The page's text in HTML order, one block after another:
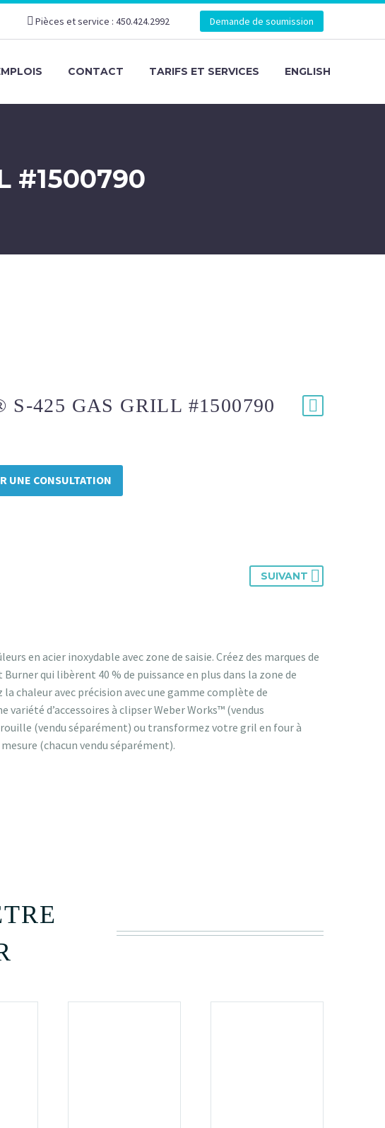
Pièces et service : 450.424.2992 Demande de soumission
CONTACT TARIFS ET SERVICES ENGLISH
#1500790
S-425 GAS GRILL #1500790
UNE CONSULTATION
SUIVANT
en acier inoxydable avec zone de saisie. Créez des marques de
qui libèrent 40 % de puissance en plus dans la zone de
chaleur avec précision avec une gamme complète de
d’accessoires à clipser Weber Works™ (vendus
(vendu séparément) ou transformez votre gril en four à
(chacun vendu séparément).